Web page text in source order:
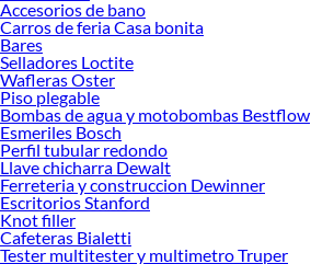
Accesorios de bano
Carros de feria Casa bonita
Bares
Selladores Loctite
Wafleras Oster
Piso plegable
Bombas de agua y motobombas Bestflow
Esmeriles Bosch
Perfil tubular redondo
Llave chicharra Dewalt
Ferreteria y construccion Dewinner
Escritorios Stanford
Knot filler
Cafeteras Bialetti
Tester multitester y multimetro Truper